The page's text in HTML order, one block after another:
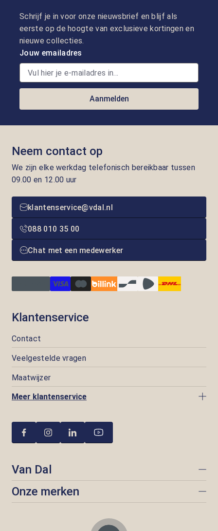
Schrijf je in voor onze nieuwsbrief en blijf als
eerste op de hoogte van exclusieve kortingen en
nieuwe collecties.
Jouw emailadres
Aanmelden
Neem contact op
We zijn elke werkdag telefonisch bereikbaar tussen
09.00 en 12.00 uur
klantenservice@vdal.nl
088 010 35 00
Chat met een medewerker
Klantenservice
Contact
Veelgestelde vragen
Maatwijzer
Meer klantenservice
Van Dal
Onze merken